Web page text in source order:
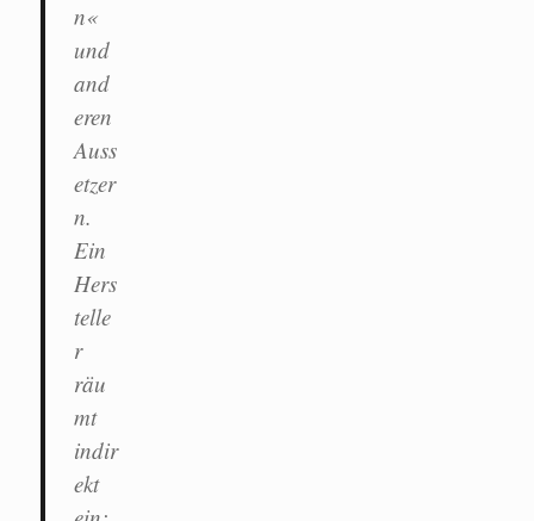
n«
und
and
eren
Auss
etzer
n.
Ein
Hers
telle
r
räu
mt
indir
ekt